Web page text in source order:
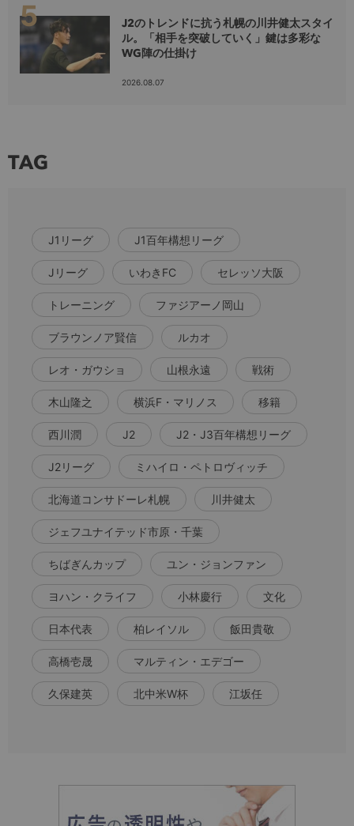
J2のトレンドに抗う札幌の川井健太スタイ
ル。「相手を突破していく」鍵は多彩な
WG陣の仕掛け
2026.08.07
TAG
J1リーグ J1百年構想リーグ
Jリーグ いわきFC セレッソ大阪
トレーニング ファジアーノ岡山
ブラウンノア賢信 ルカオ
レオ・ガウショ 山根永遠 戦術
木山隆之 横浜F・マリノス 移籍
西川潤 J2 J2・J3百年構想リーグ
J2リーグ ミハイロ・ペトロヴィッチ
北海道コンサドーレ札幌 川井健太
ジェフユナイテッド市原・千葉
ちばぎんカップ ユン・ジョンファン
ヨハン・クライフ 小林慶行 文化
日本代表 柏レイソル 飯田貴敬
高橋壱晟 マルティン・エデゴー
久保建英 北中米W杯 江坂任